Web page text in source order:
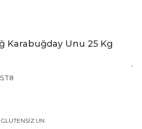
Karabuğday Unu 25 Kg
GLUTENSİZ UN